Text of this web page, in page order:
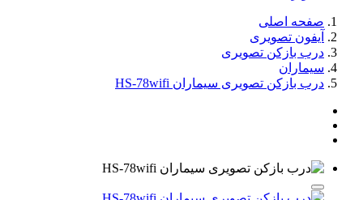
صفحه اصلی
آیفون تصویری
درب بازکن تصویری
سیماران
درب بازکن تصویری سیماران HS-78wifi